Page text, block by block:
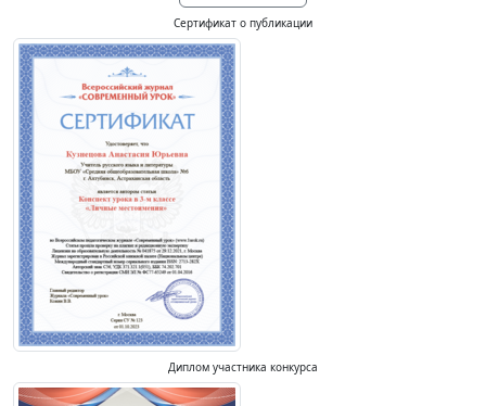
Сертификат о публикации
Диплом участника конкурса